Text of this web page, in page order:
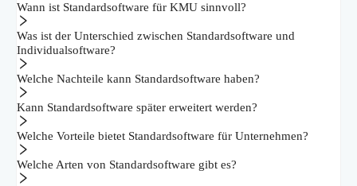
Wann ist Standardsoftware für KMU sinnvoll?
Was ist der Unterschied zwischen Standardsoftware und
Individualsoftware?
Welche Nachteile kann Standardsoftware haben?
Kann Standardsoftware später erweitert werden?
Welche Vorteile bietet Standardsoftware für Unternehmen?
Welche Arten von Standardsoftware gibt es?